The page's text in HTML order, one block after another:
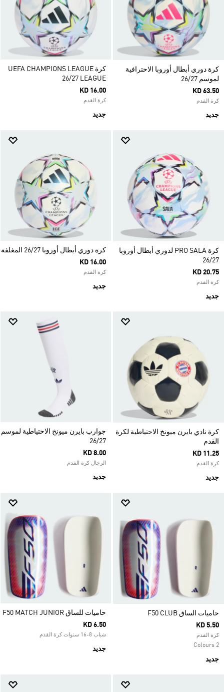
كرة دوري أبطال أوروبا الاحترافية
لموسم 26/27
KD 63.50
كرة القدم
جديد
كرة UEFA CHAMPIONS LEAGUE
26/27 LEAGUE
KD 16.00
كرة القدم
جديد
كرة PRO SALA لدوري أبطال أوروبا
26/27
KD 20.75
كرة القدم
جديد
كرة دوري أبطال أوروبا 26/27 المغلفة
KD 16.00
كرة القدم
جديد
كرة نادي بايرن ميونخ الاحتياطية لكرة
القدم
KD 11.25
كرة القدم
جديد
جوارب بايرن ميونخ الاحتياطية لموسم
26/27
KD 8.00
الرجال كرة القدم
جديد
حاميات الساق F50 CLUB
KD 5.50
كرة القدم
2 Colours
جديد
حاميات للساق F50 MATCH JUNIOR
KD 6.50
شباب 8-16 سنوات كرة القدم
جديد